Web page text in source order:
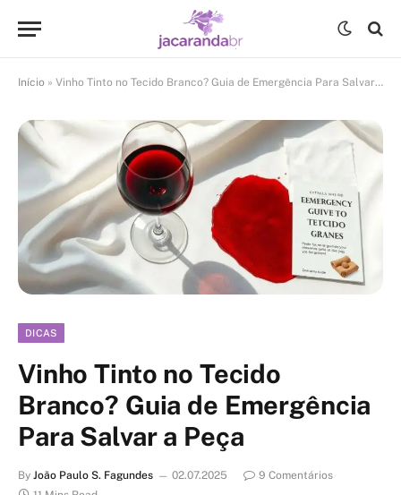
Início » Vinho Tinto no Tecido Branco? Guia de Emergência Para Salvar a Peça
DICAS
Vinho Tinto no Tecido
Branco? Guia de Emergência
Para Salvar a Peça
By João Paulo S. Fagundes 02.07.2025
9 Comentários